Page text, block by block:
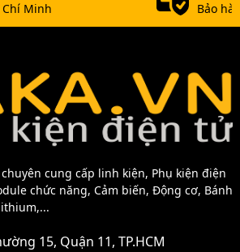
Minh Bảo
cung cấp linh kiện, Phụ kiện điện
chức năng, Cảm biến, Động cơ, Bánh
15, Quận 11, TP.HCM